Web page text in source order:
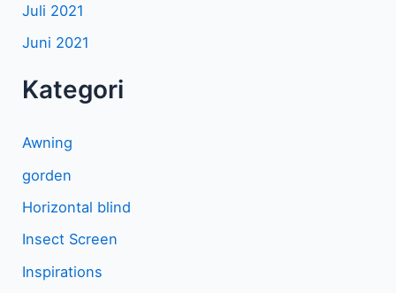
Juli 2021
Juni 2021
Kategori
Awning
gorden
Horizontal blind
Insect Screen
Inspirations